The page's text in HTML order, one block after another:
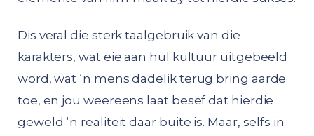
Dis veral die sterk taalgebruik van die
karakters, wat eie aan hul kultuur uitgebeeld
word, wat ‘n mens dadelik terug bring aarde
toe, en jou weereens laat besef dat hierdie
geweld ‘n realiteit daar buite is. Maar, selfs in